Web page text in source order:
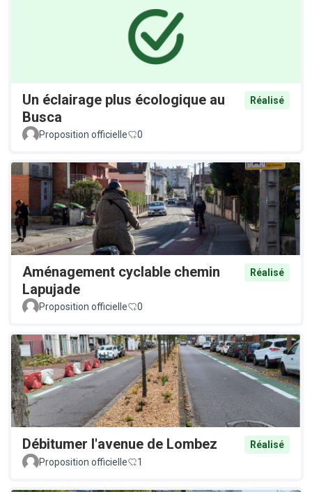
Un éclairage plus écologique au
Busca
Réalisé
Proposition officielle 0
Aménagement cyclable chemin
Lapujade
Réalisé
Proposition officielle 0
Débitumer l'avenue de Lombez
Réalisé
Proposition officielle
1